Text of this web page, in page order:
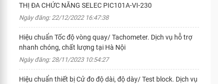
THỊ ĐA CHỨC NĂNG SELEC PIC101A-VI-230
Ngày đăng: 22/12/2022 16:47:38
Hiệu chuẩn Tốc độ vòng quay/ Tachometer. Dịch vụ hỗ trợ
nhanh chóng, chất lượng tại Hà Nội
Ngày đăng: 28/11/2023 10:54:27
Hiệu chuẩn thiết bị Cử đo độ dài, độ dày/ Test block. Dịch vụ